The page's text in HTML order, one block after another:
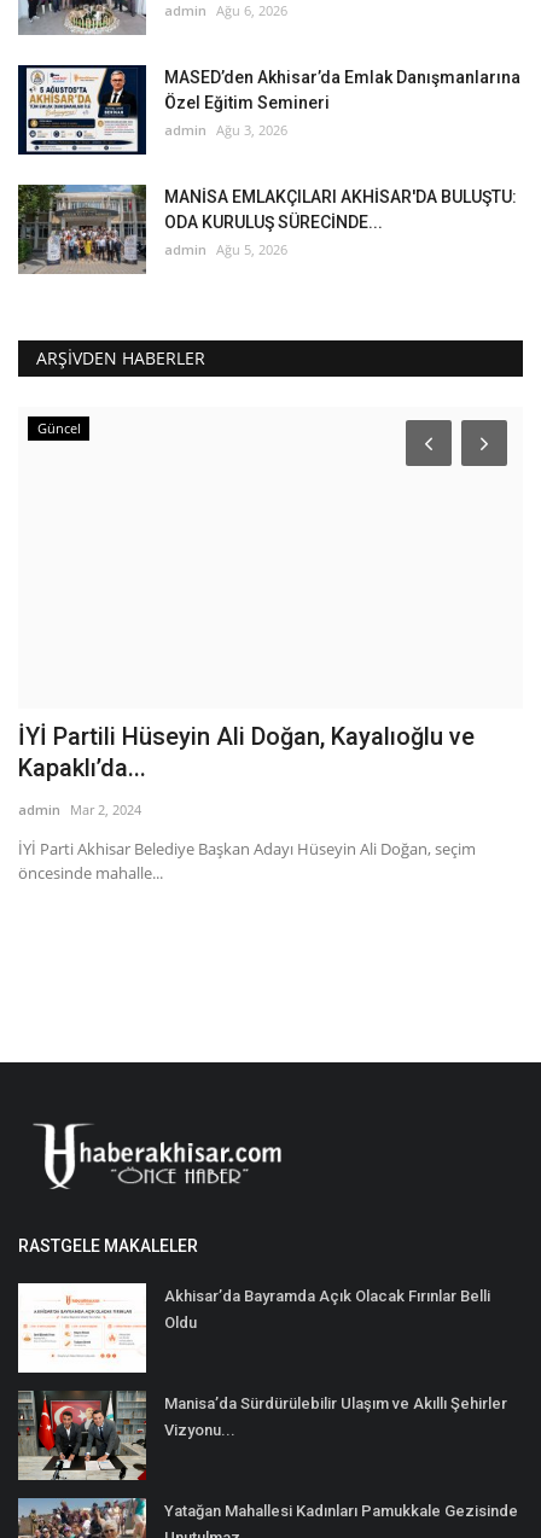
admin Ağu 6, 2026
MASED’den Akhisar’da Emlak Danışmanlarına
Özel Eğitim Semineri
admin Ağu 3, 2026
MANİSA EMLAKÇILARI AKHİSAR'DA BULUŞTU:
ODA KURULUŞ SÜRECİNDE...
admin Ağu 5, 2026
ARŞIVDEN HABERLER
Güncel
İYİ Partili Hüseyin Ali Doğan, Kayalıoğlu ve
Kapaklı’da...
admin Mar 2, 2024
İYİ Parti Akhisar Belediye Başkan Adayı Hüseyin Ali Doğan, seçim
öncesinde mahalle...
RASTGELE MAKALELER
Akhisar’da Bayramda Açık Olacak Fırınlar Belli
Oldu
Manisa’da Sürdürülebilir Ulaşım ve Akıllı Şehirler
Vizyonu...
Yatağan Mahallesi Kadınları Pamukkale Gezisinde